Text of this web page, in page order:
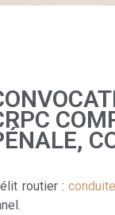
routier :